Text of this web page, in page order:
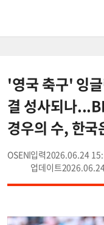
'영국 축구' 잉
결 성사되나
경우의 수, 한
OSEN
2026.06.24